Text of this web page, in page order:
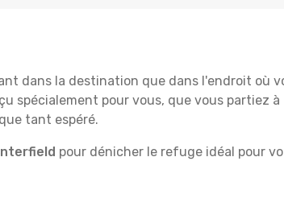
dans la destination que dans l'endroit où
spécialement pour vous, que vous partiez à
tant espéré.
pour dénicher le refuge idéal pour